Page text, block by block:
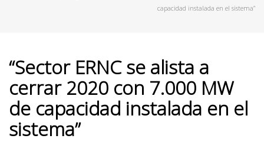
capacidad instalada en el sistema”
“Sector ERNC se alista a
cerrar 2020 con 7.000 MW
de capacidad instalada en el
sistema”